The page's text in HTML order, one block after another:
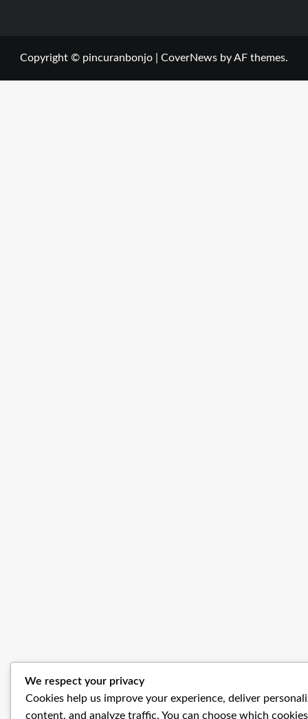
Copyright © pincuranbonjo CoverNews by AF themes.
We respect your privacy
Cookies help us improve your experience, deliver
content, and analyze traffic. You can choose which